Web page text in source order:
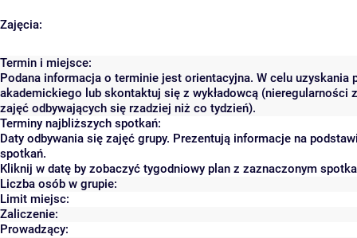
Zajęcia:
Termin i miejsce:
Podana informacja o terminie jest orientacyjna. W celu
akademickiego lub skontaktuj się z wykładowcą (nieregularności
zajęć odbywających się rzadziej niż co tydzień).
Terminy najbliższych spotkań:
Daty odbywania się zajęć grupy. Prezentują informacje na
spotkań.
Kliknij w datę by zobaczyć tygodniowy plan z zaznaczonym
Liczba osób w grupie:
Limit miejsc:
Zaliczenie:
Prowadzący: